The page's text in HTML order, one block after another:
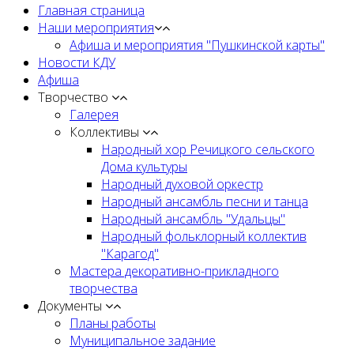
Главная страница
Наши мероприятия
Афиша и мероприятия "Пушкинской карты"
Новости КДУ
Афиша
Творчество
Галерея
Коллективы
Народный хор Речицкого сельского
Дома культуры
Народный духовой оркестр
Народный ансамбль песни и танца
Народный ансамбль "Удальцы"
Народный фольклорный коллектив
"Карагод"
Мастера декоративно-прикладного
творчества
Документы
Планы работы
Муниципальное задание